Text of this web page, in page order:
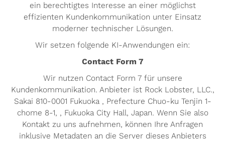
ein berechtigtes Interesse an einer möglichst
effizienten Kundenkommunikation unter Einsatz
moderner technischer Lösungen.
Wir setzen folgende KI-Anwendungen ein:
Contact Form 7
Wir nutzen Contact Form 7 für unsere
Kundenkommunikation. Anbieter ist Rock Lobster, LLC.,
Sakai 810-0001 Fukuoka , Prefecture Chuo-ku Tenjin 1-
chome 8-1, , Fukuoka City Hall, Japan. Wenn Sie also
Kontakt zu uns aufnehmen, können Ihre Anfragen
inklusive Metadaten an die Server dieses Anbieters